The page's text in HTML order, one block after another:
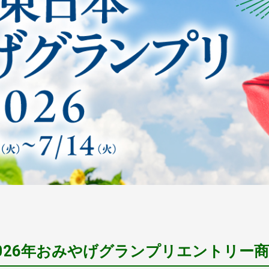
年おみやげグランプリエントリー